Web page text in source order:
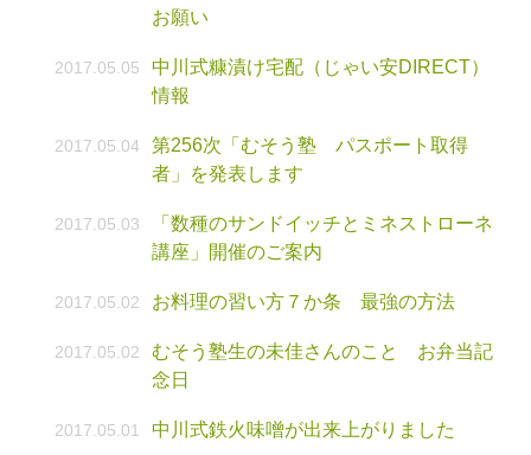
お願い
2017.05.05
中川式糠漬け宅配（じゃい安DIRECT）
情報
2017.05.04
第256次「むそう塾 パスポート取得
者」を発表します
2017.05.03
「数種のサンドイッチとミネストローネ
講座」開催のご案内
2017.05.02 お料理の習い方７か条 最強の方法
2017.05.02
むそう塾生の未佳さんのこと お弁当記
念日
2017.05.01 中川式鉄火味噌が出来上がりました